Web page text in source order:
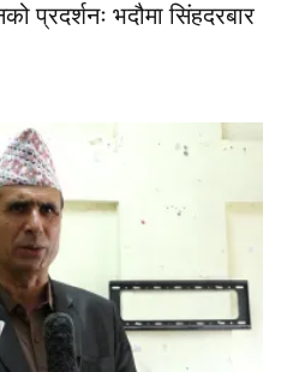
प्रदर्शनः भदौमा सिंहदरबार